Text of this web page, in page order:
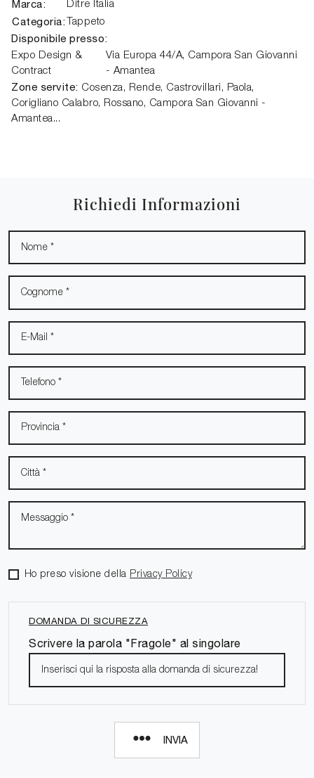
Marca: Ditre Italia
Categoria: Tappeto
Disponibile presso:
Expo Design &
Contract
Via Europa 44/A, Campora San Giovanni
- Amantea
Zone servite: Cosenza, Rende, Castrovillari, Paola,
Corigliano Calabro, Rossano, Campora San Giovanni -
Amantea...
Richiedi Informazioni
Ho preso visione della Privacy Policy
DOMANDA DI SICUREZZA
Scrivere la parola "Fragole" al singolare
INVIA